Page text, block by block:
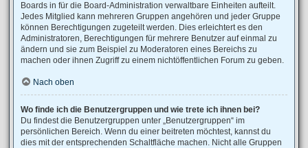
Boards in für die Board-Administration verwaltbare Einheiten aufteilt.
Jedes Mitglied kann mehreren Gruppen angehören und jeder Gruppe
können Berechtigungen zugeteilt werden. Dies erleichtert es den
Administratoren, Berechtigungen für mehrere Benutzer auf einmal zu
ändern und sie zum Beispiel zu Moderatoren eines Bereichs zu
machen oder ihnen Zugriff zu einem nichtöffentlichen Forum zu geben.
Nach oben
Wo finde ich die Benutzergruppen und wie trete ich ihnen bei?
Du findest die Benutzergruppen unter „Benutzergruppen“ im
persönlichen Bereich. Wenn du einer beitreten möchtest, kannst du
dies mit der entsprechenden Schaltfläche machen. Nicht alle Gruppen